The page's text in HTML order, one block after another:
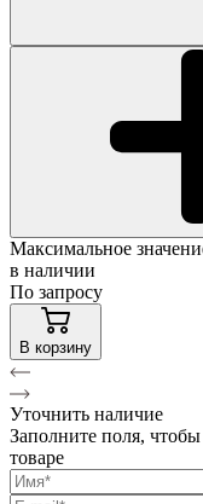
Максимальное
в наличии
По запросу
В корзину
Уточнить наличие
Заполните поля,
товаре